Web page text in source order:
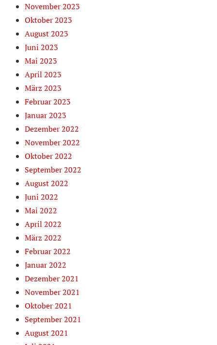
November 2023
Oktober 2023
August 2023
Juni 2023
Mai 2023
April 2023
März 2023
Februar 2023
Januar 2023
Dezember 2022
November 2022
Oktober 2022
September 2022
August 2022
Juni 2022
Mai 2022
April 2022
März 2022
Februar 2022
Januar 2022
Dezember 2021
November 2021
Oktober 2021
September 2021
August 2021